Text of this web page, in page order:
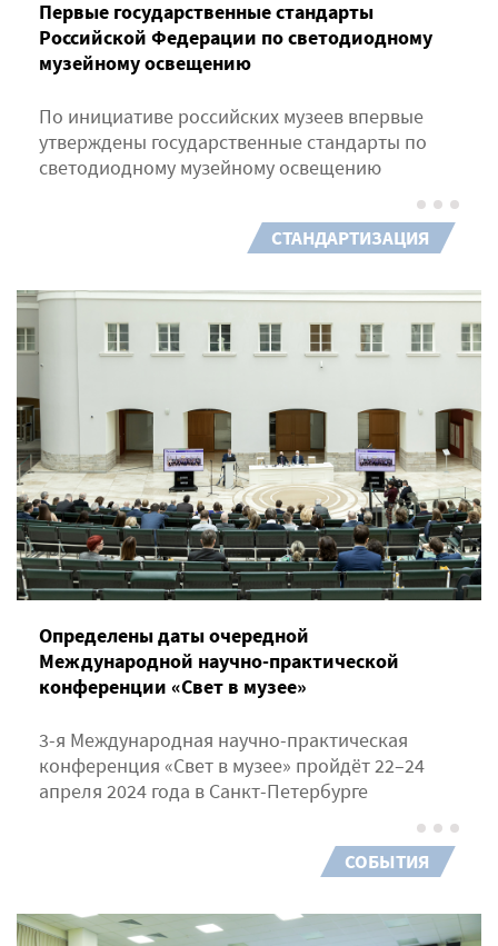
Первые государственные стандарты
Российской Федерации по светодиодному
музейному освещению
По инициативе российских музеев впервые
утверждены государственные стандарты по
светодиодному музейному освещению
СТАНДАРТИЗАЦИЯ
Определены даты очередной
Международной научно-практической
конференции «Свет в музее»
3-я Международная научно-практическая
конференция «Свет в музее» пройдёт 22–24
апреля 2024 года в Санкт-Петербурге
СОБЫТИЯ